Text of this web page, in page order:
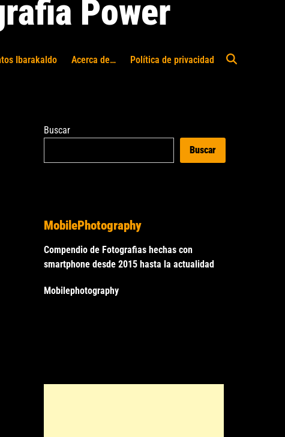
Power
Ibarakaldo Acerca de… Política de privacidad
Abrir
Buscar
Buscar
MobilePhotography
Compendio de Fotografias hechas con
smartphone desde 2015 hasta la actualidad
Mobilephotography